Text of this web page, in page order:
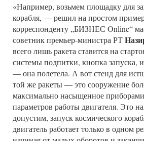
«Например, возьмем площадку для
корабля, — решил на простом
корреспонденту „БИЗНЕС Online“
советник премьер-министра РТ
всего лишь ракета ставится на
системы подпитки, кнопка запуска,
— она полетела. А вот стенд для
той же ракеты — это сооружение
максимально насыщенное приборами
параметров работы двигателя. Это
допустим, запуск космического
двигатель работает только в одном